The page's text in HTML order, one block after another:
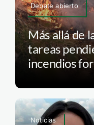
Debate abierto
Más allá de
tareas
incendios
Noticias